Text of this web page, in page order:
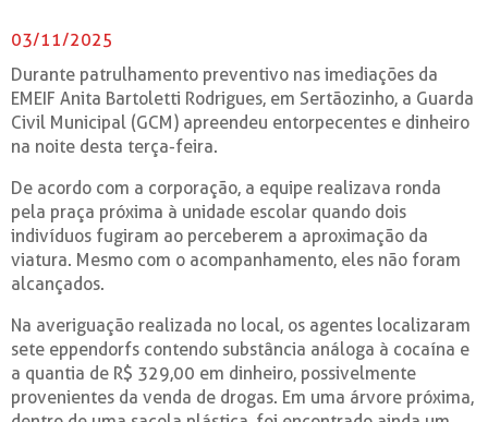
03/11/2025
Durante patrulhamento preventivo nas imediações da
EMEIF Anita Bartoletti Rodrigues, em Sertãozinho, a Guarda
Civil Municipal (GCM) apreendeu entorpecentes e dinheiro
na noite desta terça-feira.
De acordo com a corporação, a equipe realizava ronda
pela praça próxima à unidade escolar quando dois
indivíduos fugiram ao perceberem a aproximação da
viatura. Mesmo com o acompanhamento, eles não foram
alcançados.
Na averiguação realizada no local, os agentes localizaram
sete eppendorfs contendo substância análoga à cocaína e
a quantia de R$ 329,00 em dinheiro, possivelmente
provenientes da venda de drogas. Em uma árvore próxima,